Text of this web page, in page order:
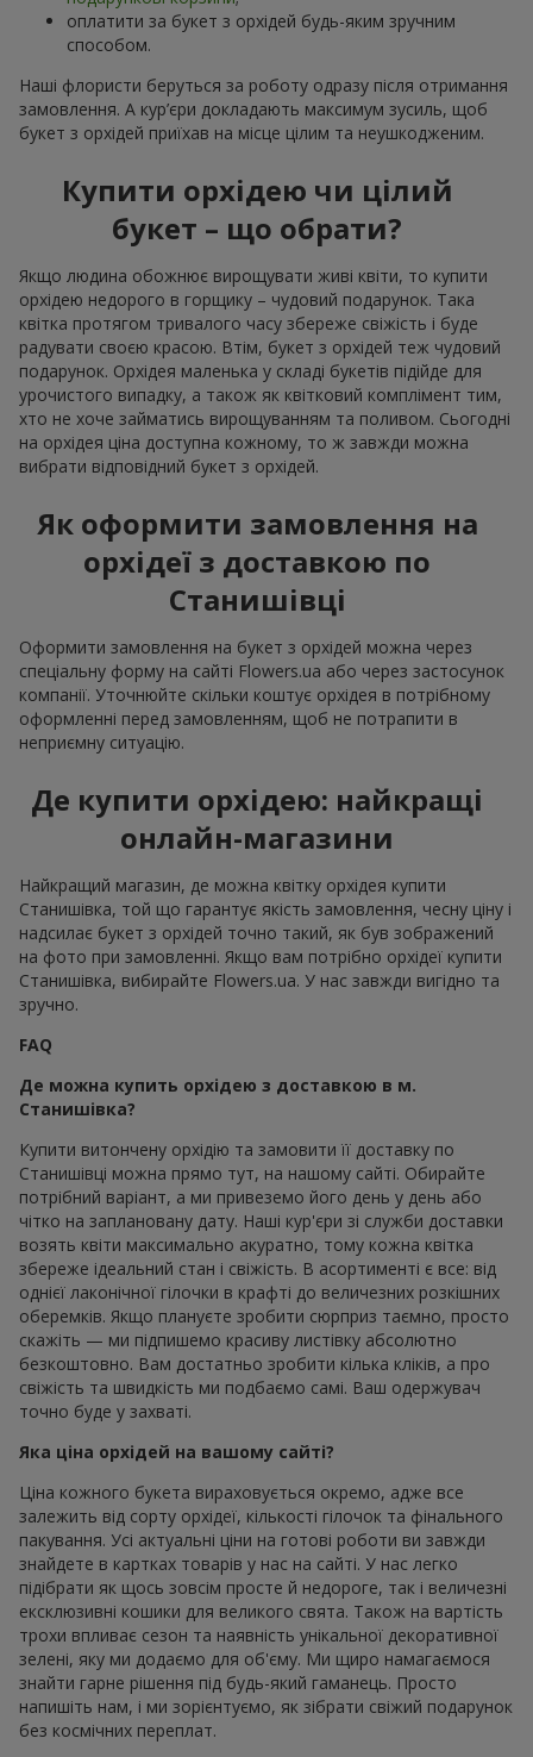
оплатити за букет з орхідей будь-яким зручним
способом.
Наші флористи беруться за роботу одразу після отримання
замовлення. А кур’єри докладають максимум зусиль, щоб
букет з орхідей приїхав на місце цілим та неушкодженим.
Купити орхідею чи цілий
букет – що обрати?
Якщо людина обожнює вирощувати живі квіти, то купити
орхідею недорого в горщику – чудовий подарунок. Така
квітка протягом тривалого часу збереже свіжість і буде
радувати своєю красою. Втім, букет з орхідей теж чудовий
подарунок. Орхідея маленька у складі букетів підійде для
урочистого випадку, а також як квітковий комплімент тим,
хто не хоче займатись вирощуванням та поливом. Сьогодні
на орхідея ціна доступна кожному, то ж завжди можна
вибрати відповідний букет з орхідей.
Як оформити замовлення на
орхідеї з доставкою по
Станишівці
Оформити замовлення на букет з орхідей можна через
спеціальну форму на сайті Flowers.ua або через застосунок
компанії. Уточнюйте скільки коштує орхідея в потрібному
оформленні перед замовленням, щоб не потрапити в
неприємну ситуацію.
Де купити орхідею: найкращі
онлайн-магазини
Найкращий магазин, де можна квітку орхідея купити
Станишівка, той що гарантує якість замовлення, чесну ціну і
надсилає букет з орхідей точно такий, як був зображений
на фото при замовленні. Якщо вам потрібно орхідеї купити
Станишівка, вибирайте Flowers.ua. У нас завжди вигідно та
зручно.
FAQ
Де можна купить орхідею з доставкою в м.
Станишівка?
Купити витончену орхідію та замовити її доставку по
Станишівці можна прямо тут, на нашому сайті. Обирайте
потрібний варіант, а ми привеземо його день у день або
чітко на заплановану дату. Наші кур'єри зі служби доставки
возять квіти максимально акуратно, тому кожна квітка
збереже ідеальний стан і свіжість. В асортименті є все: від
однієї лаконічної гілочки в крафті до величезних розкішних
оберемків. Якщо плануєте зробити сюрприз таємно, просто
скажіть — ми підпишемо красиву листівку абсолютно
безкоштовно. Вам достатньо зробити кілька кліків, а про
свіжість та швидкість ми подбаємо самі. Ваш одержувач
точно буде у захваті.
Яка ціна орхідей на вашому сайті?
Ціна кожного букета вираховується окремо, адже все
залежить від сорту орхідеї, кількості гілочок та фінального
пакування. Усі актуальні ціни на готові роботи ви завжди
знайдете в картках товарів у нас на сайті. У нас легко
підібрати як щось зовсім просте й недороге, так і величезні
ексклюзивні кошики для великого свята. Також на вартість
трохи впливає сезон та наявність унікальної декоративної
зелені, яку ми додаємо для об'єму. Ми щиро намагаємося
знайти гарне рішення під будь-який гаманець. Просто
напишіть нам, і ми зорієнтуємо, як зібрати свіжий подарунок
без космічних переплат.